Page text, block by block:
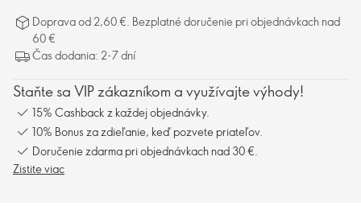
Doprava od 2,60 €. Bezplatné doručenie pri objednávkach nad
60 €
Čas dodania: 2-7 dní
Staňte sa VIP zákazníkom a využívajte výhody!
15% Cashback z každej objednávky.
10% Bonus za zdieľanie, keď pozvete priateľov.
Doručenie zdarma pri objednávkach nad 30 €.
Zistite viac